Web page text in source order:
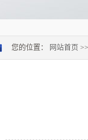
您的位置： 网站首页